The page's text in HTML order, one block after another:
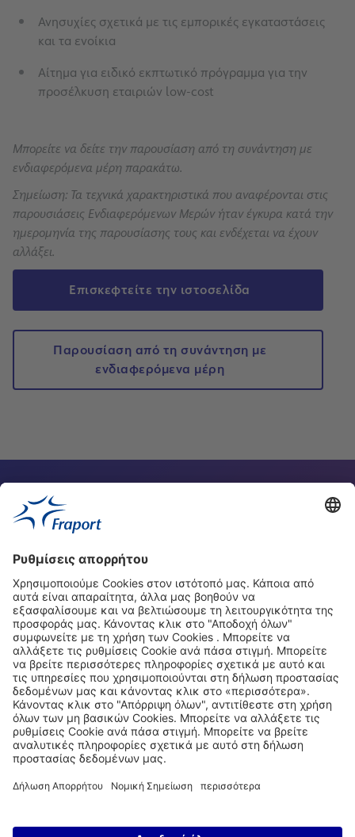
Ανησυχίες σχετικά με τις εμπορικές εγκαταστάσεις
και τα ενοίκια
Αίτημα για ειδικό εκπτωτικό πρόγραμμα για την
προσέλκυση εταιριών low-cost
Μπορείτε να δείτε την παρουσίαση από τη συνάντηση με
ενδιαφερόμενα μέρη παρακάτω.
Σημείωση: Τα τεχνικά χαρακτηριστικά που αναφέρονται στις
παρουσιάσεις Ενδιαφερόμενων Μερών ήταν έγκυρα κατά την
ημερομηνία της παρουσίασης τους και ενδέχεται να έχουν
αλλάξει.
Επισκεφτείτε την ιστοσελίδα
Παρουσίαση από τη συνάντηση με
ενδιαφερόμενα μέρη
Υπεύθυνος επικοινωνίας
Οι ιστοσελίδες μας
Νέα
Σχετικά με αυτή την ιστοσελίδα
Fraport Greece
properties.socialType
properties.socialType